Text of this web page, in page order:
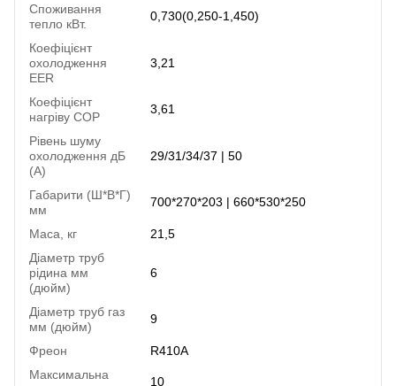
Споживання
тепло кВт.
0,730(0,250-1,450)
Коефіцієнт
охолодження
EER
3,21
Коефіцієнт
нагріву COP
3,61
Рівень шуму
охолодження дБ
(А)
29/31/34/37 | 50
Габарити (Ш*В*Г)
мм
700*270*203 | 660*530*250
Маса, кг
21,5
Діаметр труб
рідина мм
(дюйм)
6
Діаметр труб газ
мм (дюйм)
9
Фреон
R410A
Максимальна
10